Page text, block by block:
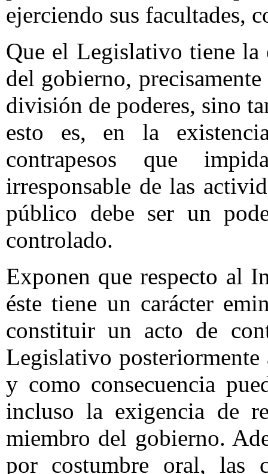
ejerciendo sus facultades,
Que el Legislativo tiene
del gobierno,
división de poderes, sino
esto es, en la
contrapesos que
irresponsable de las
público debe ser un
controlado.
Exponen que respecto al
éste tiene un carácter
constituir un acto de
Legislativo
y como consecuencia
incluso la exigencia de
miembro del gobierno.
por costumbre oral, las